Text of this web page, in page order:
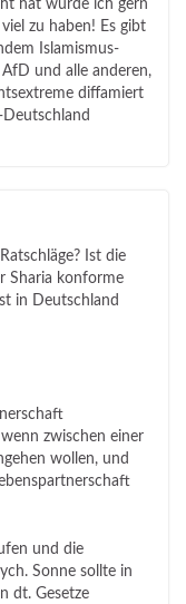
hat würde ich gern
zu haben! Es gibt
Islamismus-
und alle anderen,
diffamiert
Ist die
Sharia konforme
in Deutschland
zwischen einer
wollen, und
und die
Sonne sollte in
dt. Gesetze